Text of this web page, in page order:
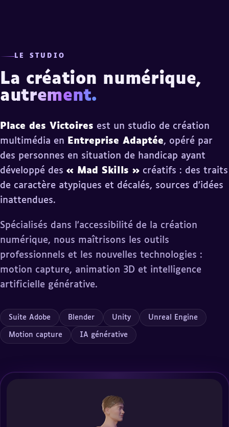
LE STUDIO
La création numérique,
autrement.
Place des Victoires est un studio de création
multimédia en
Entreprise Adaptée, opéré par
des personnes en situation de handicap ayant
développé des « Mad Skills » créatifs : des traits
de caractère atypiques et décalés, sources d'idées
inattendues.
Spécialisés dans l'accessibilité de la création
numérique, nous maîtrisons les outils
professionnels et les nouvelles technologies :
motion capture, animation 3D et intelligence
artificielle générative.
Suite Adobe Blender Unity Unreal Engine
Motion capture IA générative